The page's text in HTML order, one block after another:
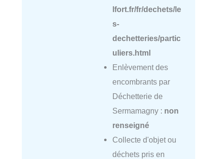
lfort.fr/fr/dechets/le
s-
dechetteries/partic
uliers.html
Enlèvement des
encombrants par
Déchetterie de
Sermamagny : non
renseigné
Collecte d'objet ou
déchets pris en